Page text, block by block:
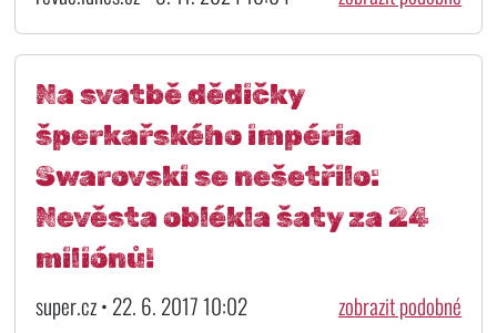
Na svatbě dědičky
šperkařského impéria
Swarovski se nešetřilo:
Nevěsta oblékla šaty za 24
miliónů!
super.cz • 22. 6. 2017 10:02 zobrazit podobné